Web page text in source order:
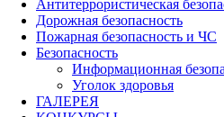
Антитеррористическая
Дорожная безопасность
Пожарная безопасность и ЧС
Безопасность
Информационная
Уголок здоровья
ГАЛЕРЕЯ